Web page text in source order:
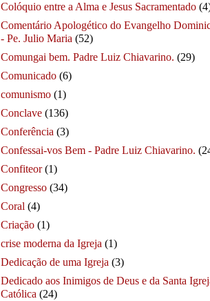
Colóquio entre a Alma e Jesus Sacramentado
Comentário Apologético do Evangelho
- Pe. Julio Maria (52)
Comungai bem. Padre Luiz Chiavarino. (29)
Comunicado (6)
comunismo (1)
Conclave (136)
Conferência (3)
Confessai-vos Bem - Padre Luiz Chiavarino.
Confiteor (1)
Congresso (34)
Coral (4)
Criação (1)
crise moderna da Igreja (1)
Dedicação de uma Igreja (3)
Dedicado aos Inimigos de Deus e da Santa
Católica (24)